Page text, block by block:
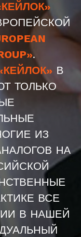
.
В
ТОЛЬКО
ИЗ
НА
ВСЕ
В НАШЕЙ